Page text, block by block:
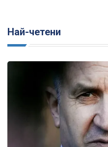
Най-четени